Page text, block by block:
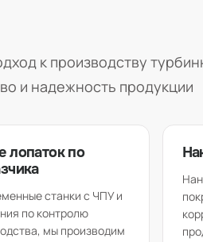
к производству
и надежность продукции
лопаток по
станки с ЧПУ и
по контролю
мы производим